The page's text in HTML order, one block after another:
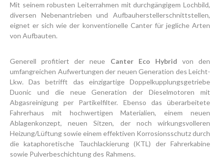
Mit seinem robusten Leiterrahmen mit durchgängigem Lochbild,
diversen Neben­antrieben und Aufbauherstellerschnittstellen,
eignet er sich wie der konventionelle Canter für jegliche Arten
von Aufbauten.
Generell profitiert der neue Canter Eco Hybrid von den
umfangreichen Aufwertungen der neuen Generation des Leicht-
Lkw. Das betrifft das einzigartige Doppelkupplungsgetriebe
Duonic und die neue Generation der Dieselmotoren mit
Abgasreinigung per Partikelfilter. Ebenso das überarbeitete
Fahrerhaus mit hoch­wertigen Materialien, einem neuen
Ablagenkonzept, neuen Sitzen, der noch wirkungsvolleren
Heizung/Lüftung sowie einem effektiven Korrosionsschutz durch
die kataphoretische Tauchlackierung (KTL) der Fahrerkabine
sowie Pulverbeschichtung des Rahmens.